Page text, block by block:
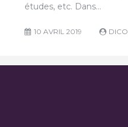
études, etc. Dans…
10 AVRIL 2019 DICO